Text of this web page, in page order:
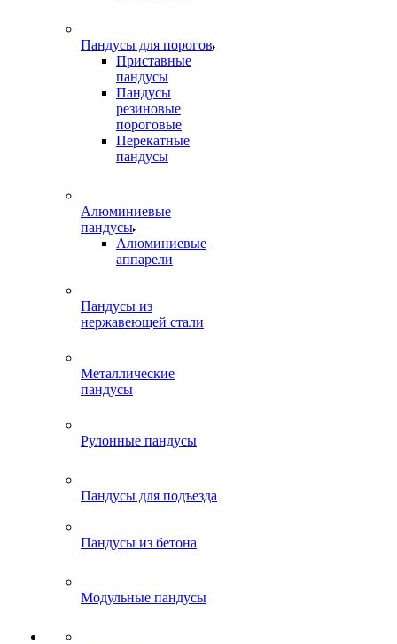
Пандусы для порогов
Приставные
пандусы
Пандусы
резиновые
пороговые
Перекатные
пандусы
Алюминиевые
пандусы
Алюминиевые
аппарели
Пандусы из
нержавеющей стали
Металлические
пандусы
Рулонные пандусы
Пандусы для подъезда
Пандусы из бетона
Модульные пандусы